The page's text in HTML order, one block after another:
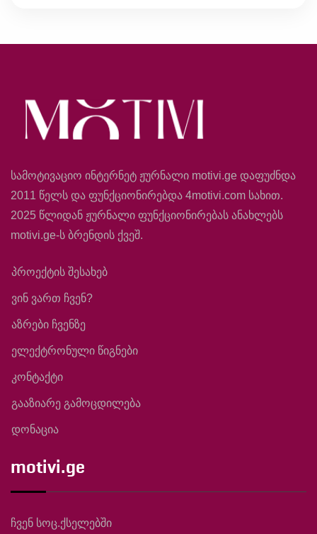
სამოტივაციო ინტერნეტ ჟურნალი motivi.ge დაფუძნდა
2011 წელს და ფუნქციონირებდა 4motivi.com სახით.
2025 წლიდან ჟურნალი ფუნქციონირებას ანახლებს
motivi.ge-ს ბრენდის ქვეშ.
პროექტის შესახებ
ვინ ვართ ჩვენ?
აზრები ჩვენზე
ელექტრონული წიგნები
კონტაქტი
გააზიარე გამოცდილება
დონაცია
motivi.ge
ჩვენ სოც.ქსელებში